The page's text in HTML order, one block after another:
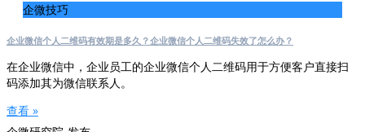
企微技巧
企业微信个人二维码有效期是多久？企业微信个人二维码失效了怎么办？
在企业微信中，企业员工的企业微信个人二维码用于方便客户直接扫
码添加其为微信联系人。
查看 »